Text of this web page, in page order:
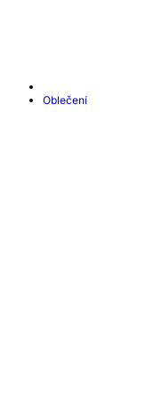
Oblečení